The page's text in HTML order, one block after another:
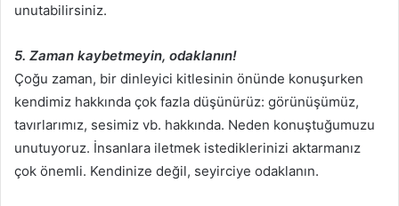
unutabilirsiniz.
5. Zaman kaybetmeyin, odaklanın!
Çoğu zaman, bir dinleyici kitlesinin önünde konuşurken
kendimiz hakkında çok fazla düşünürüz: görünüşümüz,
tavırlarımız, sesimiz vb. hakkında. Neden konuştuğumuzu
unutuyoruz. İnsanlara iletmek istediklerinizi aktarmanız
çok önemli. Kendinize değil, seyirciye odaklanın.